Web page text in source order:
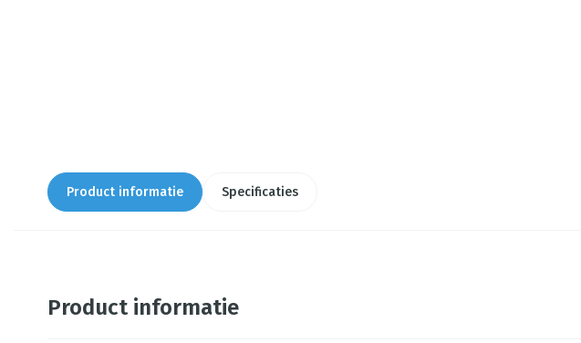
Product informatie Specificaties
Product informatie